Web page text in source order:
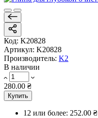
Код: K20828
Артикул: K20828
Производитель: K2
В наличии
280.00 ₴
Купить
12 или более: 252.00 ₴